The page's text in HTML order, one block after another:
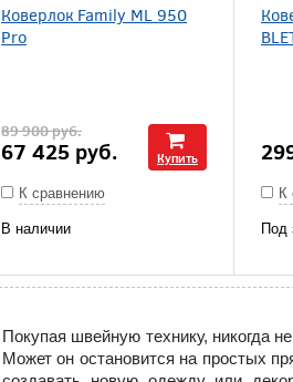
Коверлок Family ML 950
Pro
89 900руб.
67 425 руб. Купить
К сравнению
В наличии
К
Под
Покупая швейную технику, никогда
Может он остановится на простых